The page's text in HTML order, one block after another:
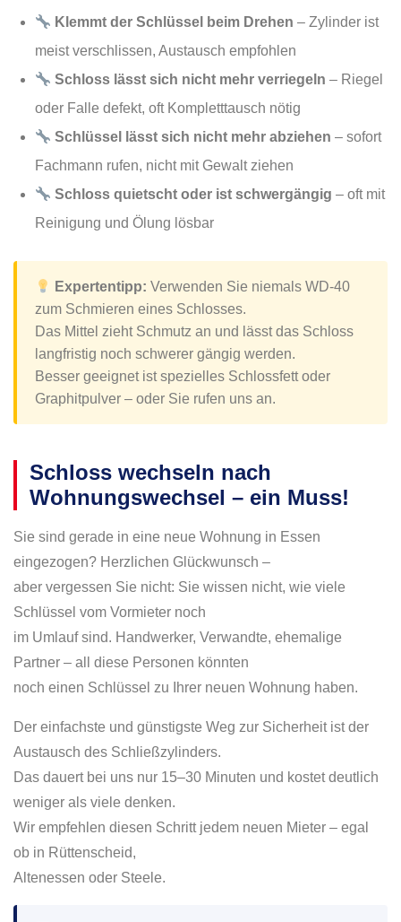
Klemmt der Schlüssel beim Drehen – Zylinder ist
meist verschlissen, Austausch empfohlen
Schloss lässt sich nicht mehr verriegeln – Riegel
oder Falle defekt, oft Kompletttausch nötig
Schlüssel lässt sich nicht mehr abziehen – sofort
Fachmann rufen, nicht mit Gewalt ziehen
Schloss quietscht oder ist schwergängig – oft mit
Reinigung und Ölung lösbar
Expertentipp: Verwenden Sie niemals WD-40
zum Schmieren eines Schlosses.
Das Mittel zieht Schmutz an und lässt das Schloss
langfristig noch schwerer gängig werden.
Besser geeignet ist spezielles Schlossfett oder
Graphitpulver – oder Sie rufen uns an.
Schloss wechseln nach
Wohnungswechsel – ein Muss!
Sie sind gerade in eine neue Wohnung in Essen
eingezogen? Herzlichen Glückwunsch –
aber vergessen Sie nicht: Sie wissen nicht, wie viele
Schlüssel vom Vormieter noch
im Umlauf sind. Handwerker, Verwandte, ehemalige
Partner – all diese Personen könnten
noch einen Schlüssel zu Ihrer neuen Wohnung haben.
Der einfachste und günstigste Weg zur Sicherheit ist der
Austausch des Schließzylinders.
Das dauert bei uns nur 15–30 Minuten und kostet deutlich
weniger als viele denken.
Wir empfehlen diesen Schritt jedem neuen Mieter – egal
ob in Rüttenscheid,
Altenessen oder Steele.